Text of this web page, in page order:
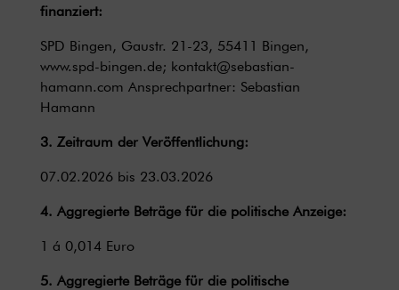
finanziert:
SPD Bingen, Gaustr. 21-23, 55411 Bingen,
www.spd-bingen.de; kontakt@sebastian-
hamann.com Ansprechpartner: Sebastian
Hamann
3. Zeitraum der Veröffentlichung:
07.02.2026 bis 23.03.2026
4. Aggregierte Beträge für die politische Anzeige:
1 á 0,014 Euro
5. Aggregierte Beträge für die politische